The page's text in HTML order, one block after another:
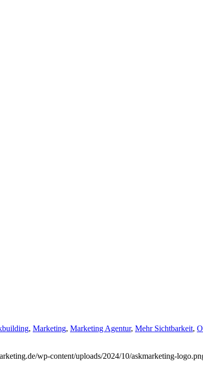
, Marketing, Marketing Agentur, Mehr Sichtbarkeit,
wp-content/uploads/2024/10/askmarketing-